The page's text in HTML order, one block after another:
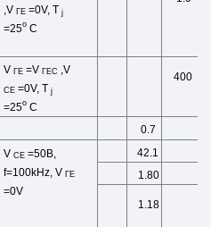
,VГЕ=0V,Tj
=25o C
VГЕ=VГЕС ,V
СЕ=0V,Tj
=25o C
400
0.7
VСЕ=50В,
f=100kHz,VГЕ
=0V
42.1
1.80
1.18